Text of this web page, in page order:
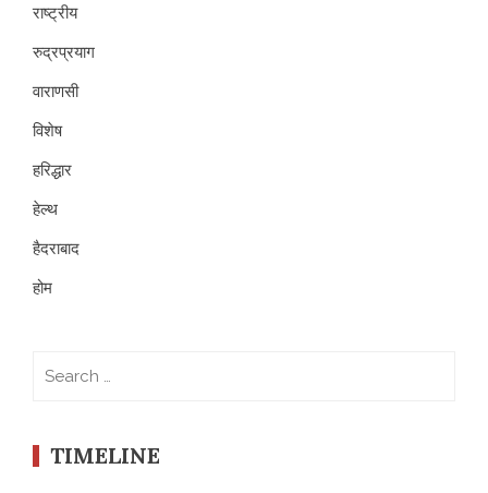
राष्ट्रीय
रुद्रप्रयाग
वाराणसी
विशेष
हरिद्धार
हेल्थ
हैदराबाद
होम
TIMELINE